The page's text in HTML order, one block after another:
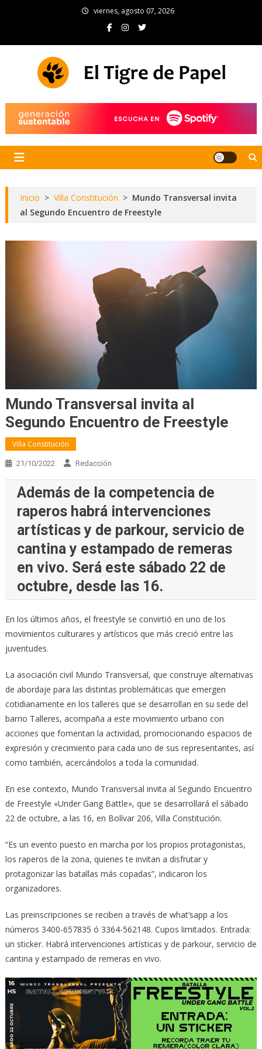
viernes, agosto 07, 2026
Inicio > Villa Constitución > Mundo Transversal invita
al Segundo Encuentro de Freestyle
Mundo Transversal invita al
Segundo Encuentro de Freestyle
Villa Constitución
21/10/2022 Redacción
Además de la competencia de
raperos habrá intervenciones
artísticas y de parkour, servicio de
cantina y estampado de remeras
en vivo. Será este sábado 22 de
octubre, desde las 16.
En los últimos años, el freestyle se convirtió en uno de los
movimientos culturares y artísticos que más creció entre las
juventudes.
La asociación civil Mundo Transversal, que construye alternativas
de abordaje para las distintas problemáticas que emergen
cotidianamente en los talleres que se desarrollan en su sede del
barrio Talleres, acompaña a este movimiento urbano con
acciones que fomentan la actividad, promocionando espacios de
expresión y crecimiento para cada uno de sus representantes, así
como también, acercándolos a toda la comunidad.
En ese contexto, Mundo Transversal invita al Segundo Encuentro
de Freestyle «Under Gang Battle», que se desarrollará el sábado
22 de octubre, a las 16, en Bolívar 206, Villa Constitución.
“Es un evento puesto en marcha por los propios protagonistas,
los raperos de la zona, quienes te invitan a disfrutar y
protagonizar las batallas más copadas”, indicaron los
organizadores.
Las preinscripciones se reciben a través de what’sapp a los
números 3400-657835 ó 3364-562148. Cupos limitados. Entrada:
un sticker. Habrá intervenciones artísticas y de parkour, servicio de
cantina y estampado de remeras en vivo.